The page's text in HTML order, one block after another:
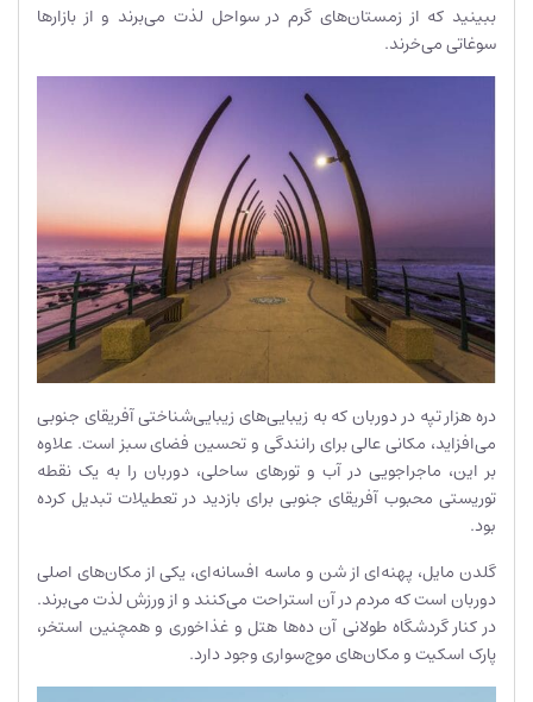
ببینید که از زمستان‌های گرم در سواحل لذت می‌برند و از بازارها
سوغاتی می‌خرند.
دره هزار تپه در دوربان که به زیبایی‌های زیبایی‌شناختی آفریقای جنوبی
می‌افزاید، مکانی عالی برای رانندگی و تحسین فضای سبز است. علاوه
بر این، ماجراجویی در آب و تورهای ساحلی، دوربان را به یک نقطه
توریستی محبوب آفریقای جنوبی برای بازدید در تعطیلات تبدیل کرده
بود.
گلدن مایل، پهنه‌ای از شن و ماسه افسانه‌ای، یکی از مکان‌های اصلی
دوربان است که مردم در آن استراحت می‌کنند و از ورزش لذت می‌برند.
در کنار گردشگاه طولانی آن ده‌ها هتل و غذاخوری و همچنین استخر،
پارک اسکیت و مکان‌های موج‌سواری وجود دارد.